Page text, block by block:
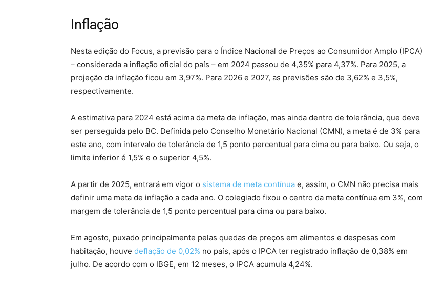
Inflação
Nesta edição do Focus, a previsão para o Índice Nacional de Preços ao Consumidor Amplo (IPCA)
– considerada a inflação oficial do país – em 2024 passou de 4,35% para 4,37%. Para 2025, a
projeção da inflação ficou em 3,97%. Para 2026 e 2027, as previsões são de 3,62% e 3,5%,
respectivamente.
A estimativa para 2024 está acima da meta de inflação, mas ainda dentro de tolerância, que deve
ser perseguida pelo BC. Definida pelo Conselho Monetário Nacional (CMN), a meta é de 3% para
este ano, com intervalo de tolerância de 1,5 ponto percentual para cima ou para baixo. Ou seja, o
limite inferior é 1,5% e o superior 4,5%.
A partir de 2025, entrará em vigor o sistema de meta contínua e, assim, o CMN não precisa mais
definir uma meta de inflação a cada ano. O colegiado fixou o centro da meta contínua em 3%, com
margem de tolerância de 1,5 ponto percentual para cima ou para baixo.
Em agosto, puxado principalmente pelas quedas de preços em alimentos e despesas com
habitação, houve deflação de 0,02% no país, após o IPCA ter registrado inflação de 0,38% em
julho. De acordo com o IBGE, em 12 meses, o IPCA acumula 4,24%.